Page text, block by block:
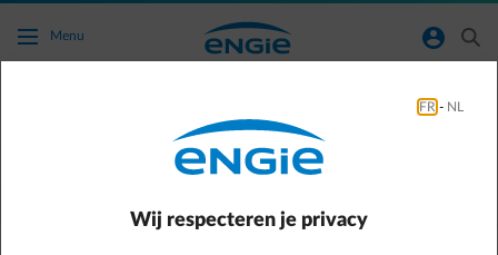
Ga naar de hoofdinhoud
Menu normal-account-circle search
Heb ik recht op sociaal tarief?
FR - NL
Wij respecteren je privacy